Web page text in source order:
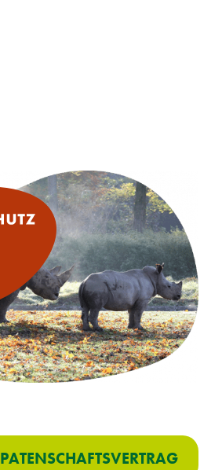
PA­TEN­SCHAFTS­VER­TRAG